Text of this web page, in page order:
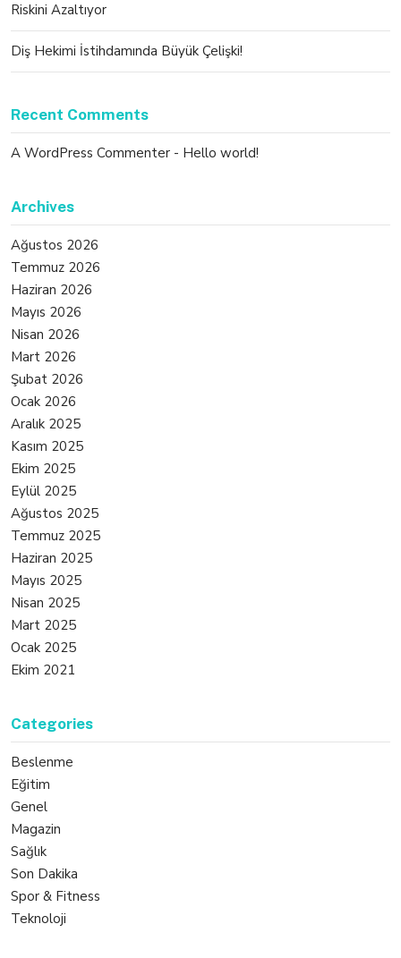
Riskini Azaltıyor
Diş Hekimi İstihdamında Büyük Çelişki!
Recent Comments
A WordPress Commenter - Hello world!
Archives
Ağustos 2026
Temmuz 2026
Haziran 2026
Mayıs 2026
Nisan 2026
Mart 2026
Şubat 2026
Ocak 2026
Aralık 2025
Kasım 2025
Ekim 2025
Eylül 2025
Ağustos 2025
Temmuz 2025
Haziran 2025
Mayıs 2025
Nisan 2025
Mart 2025
Ocak 2025
Ekim 2021
Categories
Beslenme
Eğitim
Genel
Magazin
Sağlık
Son Dakika
Spor & Fitness
Teknoloji